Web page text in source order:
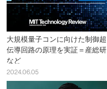
大規模量子コンに向けた制御超
伝導回路の原理を実証＝産総研
など
2024.06.05